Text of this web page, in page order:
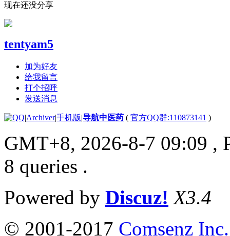
现在还没分享
tentyam5
加为好友
给我留言
打个招呼
发送消息
|Archiver|手机版|导航中医药 ( 官方QQ群:110873141 )
GMT+8, 2026-8-7 09:09 ,
8 queries .
Powered by Discuz! X3.4
© 2001-2017 Comsenz Inc.